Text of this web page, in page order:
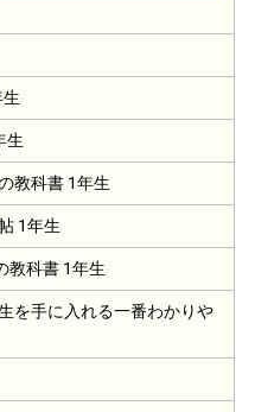
生
教科書 1年生
1年生
教科書 1年生
を手に入れる一番わかりや